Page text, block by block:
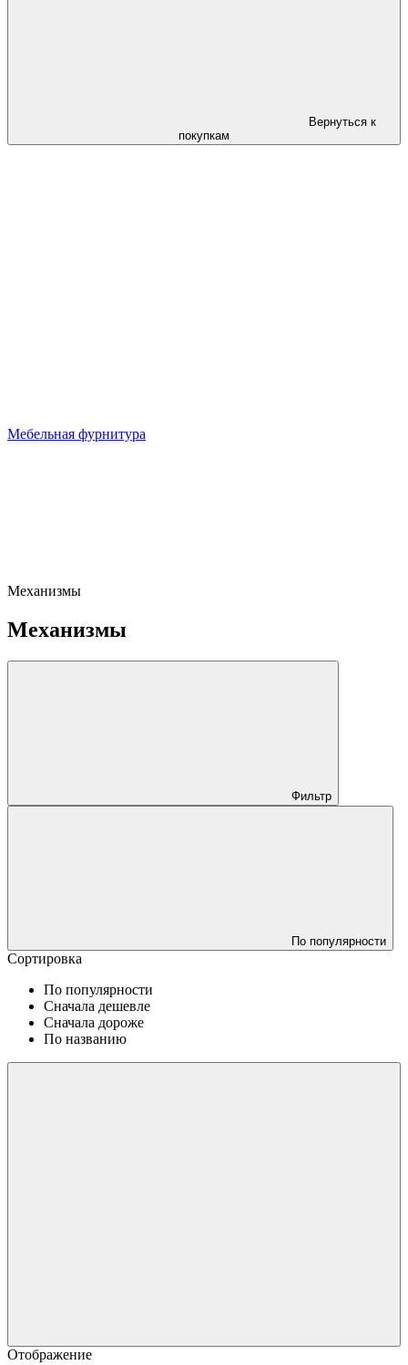
Вернуться к
покупкам
Мебельная фурнитура
Механизмы
Механизмы
Фильтр
По популярности
Сортировка
По популярности
Сначала дешевле
Сначала дороже
По названию
Отображение